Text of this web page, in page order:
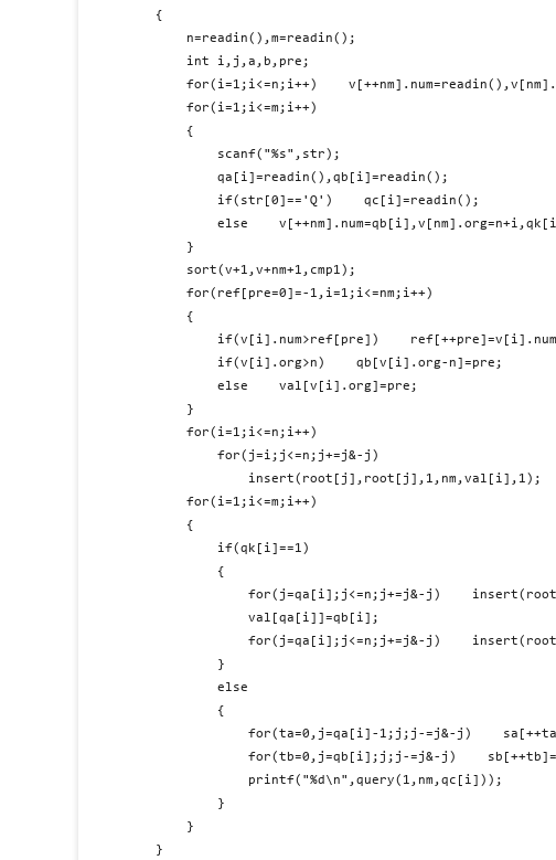
{
    n=readin(),m=readin();
    int i,j,a,b,pre;
for(i=1;i<=n;i++)
    for(i=1;i<=m;i++)
    {
        scanf("%s",str);
        qa[i]=readin(),qb[i]=readin();
        if(str[0]=='Q')    qc[i]=readin();
else
    }
    sort(v+1,v+nm+1,cmp1);
    for(ref[pre=0]=-1,i=1;i<=nm;i++)
    {
if(v[i].num>ref[pre])
        if(v[i].org>n)    qb[v[i].org-n]=pre;
        else    val[v[i].org]=pre;
    }
    for(i=1;i<=n;i++)
        for(j=i;j<=n;j+=j&-j)
            insert(root[j],root[j],1,nm,val[i],1);
    for(i=1;i<=m;i++)
    {
        if(qk[i]==1)
        {
for(j=qa[i];j<=n;j+=j&-j)
            val[qa[i]]=qb[i];
for(j=qa[i];j<=n;j+=j&-j)
        }
        else
        {
for(ta=0,j=qa[i]-1;j;j-=j&-j)
for(tb=0,j=qb[i];j;j-=j&-j)
            printf("%d\n",query(1,nm,qc[i]));
        }
    }
}